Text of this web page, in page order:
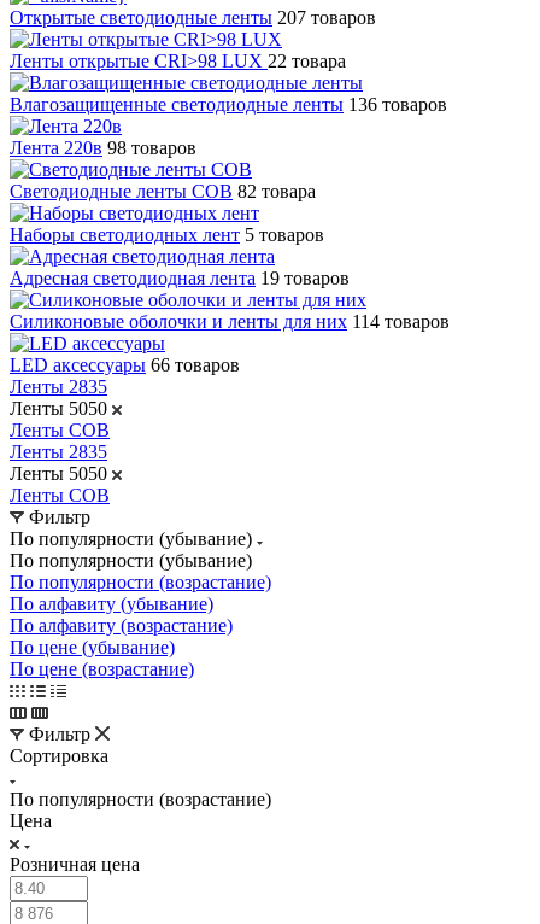
Открытые светодиодные ленты 207 товаров
Ленты открытые CRI>98 LUX 22 товара
Влагозащищенные светодиодные ленты 136 товаров
Лента 220в 98 товаров
Светодиодные ленты COB 82 товара
Наборы светодиодных лент 5 товаров
Адресная светодиодная лента 19 товаров
Силиконовые оболочки и ленты для них 114 товаров
LED аксессуары 66 товаров
Ленты 2835
Ленты 5050
Ленты COB
Ленты 2835
Ленты 5050
Ленты COB
Фильтр
По популярности (убывание)
По популярности (убывание)
По популярности (возрастание)
По алфавиту (убывание)
По алфавиту (возрастание)
По цене (убывание)
По цене (возрастание)
Фильтр
Сортировка
По популярности (возрастание)
Цена
Розничная цена